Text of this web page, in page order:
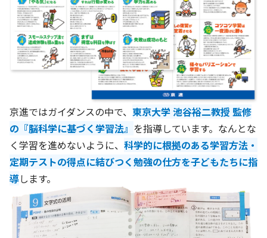
京進ではガイダンスの中で、 東京大学 池谷裕二教授 監修
の『脳科学に基づく学習法』 を指導しています。なんとな
く学習を進めないように、 科学的に根拠のある学習方法・
定期テストの得点に結びつく勉強の仕方を子どもたちに指
導します。